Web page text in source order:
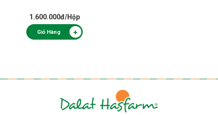
1.600.000đ/Hộp
Giỏ Hàng